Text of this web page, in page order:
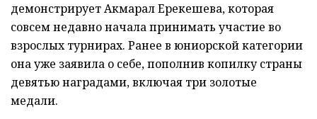
демонстрирует Акмарал Ерекешева, которая
совсем недавно начала принимать участие во
взрослых турнирах. Ранее в юниорской категории
она уже заявила о себе, пополнив копилку страны
девятью наградами, включая три золотые
медали.